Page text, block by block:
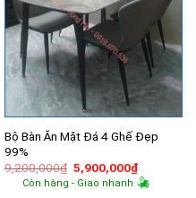
Bộ Bàn Ăn Mặt Đá 4 Ghế Đẹp
99%
9,200,000₫ Giá
gốc
là:
5,900,000₫Giá
hiện
tại
Còn hàng - Giao nhanh